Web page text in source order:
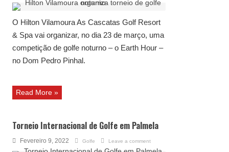
O Hilton Vilamoura As Cascatas Golf Resort
& Spa vai organizar, no dia 23 de março, uma
competição de golfe noturno – o Earth Hour –
no Dom Pedro Pinhal.
Read More »
Torneio Internacional de Golfe em Palmela
Fevereiro 9, 2022 Golfe Leave a comment